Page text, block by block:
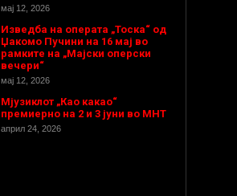
мај 12, 2026
Изведба на операта „Тоска“ од
Џакомо Пучини на 16 мај во
рамките на „Мајски оперски
вечери“
мај 12, 2026
Мјузиклот „Као какао“
премиерно на 2 и 3 јуни во МНТ
април 24, 2026